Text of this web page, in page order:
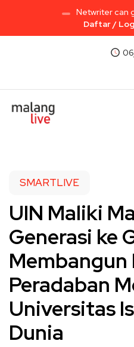
Netwriter can
Daftar /
SMARTLIVE
UIN Maliki
Generasi ke
Membangun
Peradaban
Universitas
Dunia